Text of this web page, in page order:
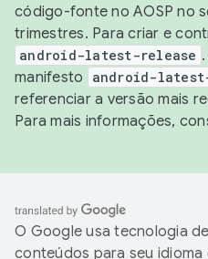
código-fonte no AOSP no
trimestres. Para criar e
android-latest-release
manifesto
android-
referenciar a versão mais
Para mais informações,
O Google usa tecnologia
conteúdos para seu idioma